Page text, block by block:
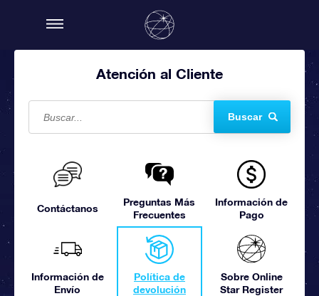
Atención al Cliente
Buscar
Contáctanos
Preguntas Más
Frecuentes
Información de
Pago
Información de
Envío
Política de
devolución
Sobre Online
Star Register